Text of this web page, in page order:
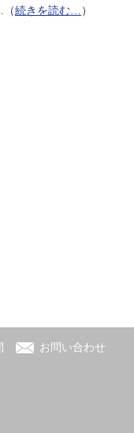
（続きを読む… ）
お問い合わせ